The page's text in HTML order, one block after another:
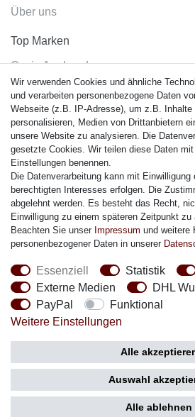
Über uns
Top Marken
Casio Armband
Festina Armband
Citizen Armband
M. Lacroix Armband
J. Lemans Armband
Uhrenarmbänder - Alle
Sicherheit
Social Media
Zahlung
Wir verwenden Cookies und ähnliche
und verarbeiten personenbezogene Daten
Webseite (z.B. IP-Adresse), um z.B. Inhalte
personalisieren, Medien von Drittanbietern
unsere Website zu analysieren. Die
gesetzte Cookies. Wir teilen diese Daten
Einstellungen benennen.
Die Datenverarbeitung kann mit Einwilligung
berechtigten Interesses erfolgen. Die
abgelehnt werden. Es besteht das Recht,
Einwilligung zu einem späteren Zeitpunkt zu
Beachten Sie unser Impressum und weitere
personenbezogener Daten in unserer
Essenziell Statistik
Externe Medien
DHL
PayPal
Funktional
Weitere Einstellungen
Alle
Auswahl
Alle ablehnen